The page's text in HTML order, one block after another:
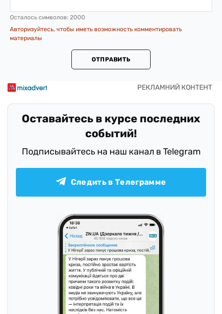
Осталось символов: 2000
Авторизуйтесь, чтобы иметь возможность комментировать
материалы
ОТПРАВИТЬ
Оставайтесь в курсе последних
событий!
Подписывайтесь на наш канал в Telegram
Следить в Телеграмме